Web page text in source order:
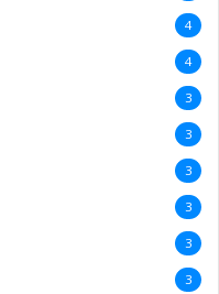
4
4
3
3
3
3
3
3